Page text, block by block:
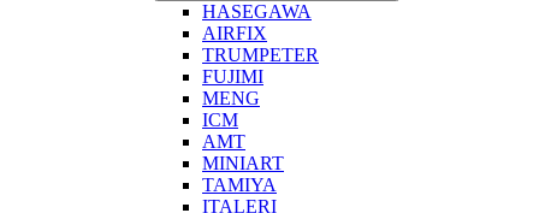
HASEGAWA
AIRFIX
TRUMPETER
FUJIMI
MENG
ICM
AMT
MINIART
TAMIYA
ITALERI